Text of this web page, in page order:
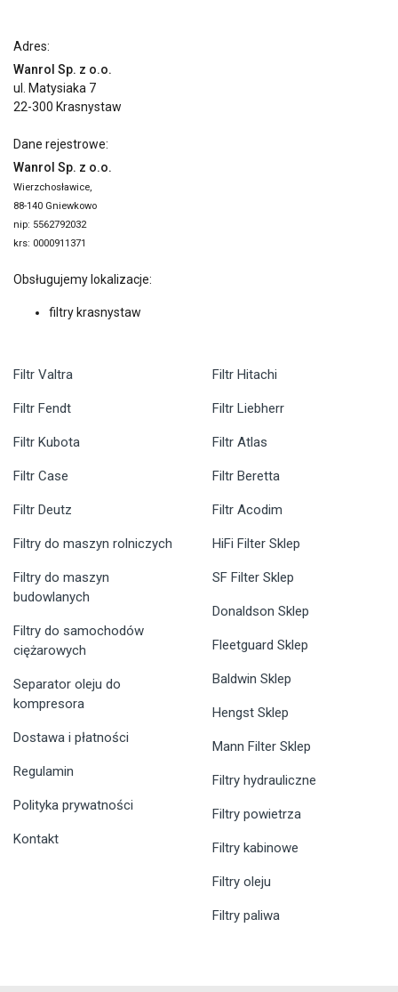
Adres:
Wanrol Sp. z o.o.
ul. Matysiaka 7
22-300 Krasnystaw
Dane rejestrowe:
Wanrol Sp. z o.o.
Wierzchosławice,
88-140 Gniewkowo
nip: 5562792032
krs: 0000911371
Obsługujemy lokalizacje:
filtry krasnystaw
Filtr Valtra
Filtr Fendt
Filtr Kubota
Filtr Case
Filtr Deutz
Filtr Hitachi
Filtr Liebherr
Filtr Atlas
Filtr Beretta
Filtr Acodim
Filtry do maszyn rolniczych
Filtry do maszyn
budowlanych
Filtry do samochodów
ciężarowych
Separator oleju do
kompresora
Dostawa i płatności
Regulamin
Polityka prywatności
Kontakt
HiFi Filter Sklep
SF Filter Sklep
Donaldson Sklep
Fleetguard Sklep
Baldwin Sklep
Hengst Sklep
Mann Filter Sklep
Filtry hydrauliczne
Filtry powietrza
Filtry kabinowe
Filtry oleju
Filtry paliwa